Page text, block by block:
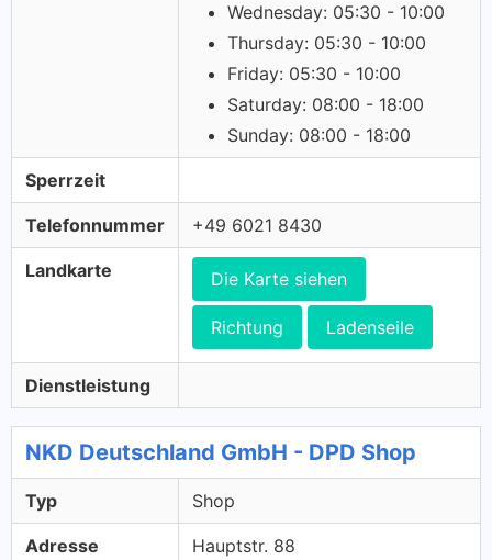
Wednesday: 05:30 - 10:00
Thursday: 05:30 - 10:00
Friday: 05:30 - 10:00
Saturday: 08:00 - 18:00
Sunday: 08:00 - 18:00
Sperrzeit
Telefonnummer +49 6021 8430
Landkarte Die Karte siehen
Richtung Ladenseile
Dienstleistung
NKD Deutschland GmbH - DPD Shop
Typ Shop
Adresse
Hauptstr. 88